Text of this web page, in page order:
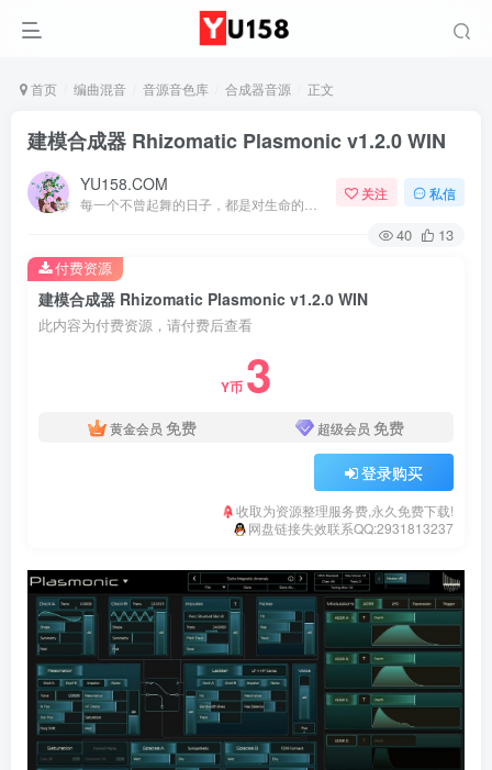
首页 编曲混音 音源音色库 合成器音源 正文
建模合成器 Rhizomatic Plasmonic v1.2.0 WIN
YU158.COM 关注 私信
40 13
建模合成器 Rhizomatic Plasmonic v1.2.0 WIN
此内容为付费资源，请付费后查看
Y币 3
黄金会员 免费 超级会员 免费
登录购买
收取为资源整理服务费,永久免费下载!
网盘链接失效联系QQ:2931813237
付费资源